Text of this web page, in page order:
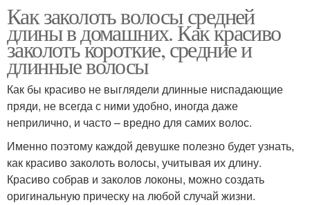
Как заколоть волосы средней
длины в домашних. Как красиво
заколоть короткие, средние и
длинные волосы
Как бы красиво не выглядели длинные ниспадающие
пряди, не всегда с ними удобно, иногда даже
неприлично, и часто – вредно для самих волос.
Именно поэтому каждой девушке полезно будет узнать,
как красиво заколоть волосы, учитывая их длину.
Красиво собрав и заколов локоны, можно создать
оригинальную прическу на любой случай жизни.